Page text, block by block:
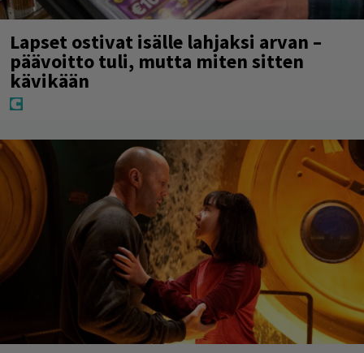
Lapset ostivat isälle lahjaksi arvan –
päävoitto tuli, mutta miten sitten
kävikään